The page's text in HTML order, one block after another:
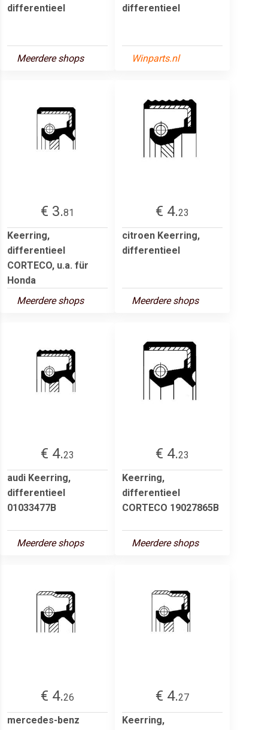
differentieel
Meerdere shops
differentieel
Winparts.nl
€ 3.81
Keerring,
differentieel
CORTECO, u.a. für
Honda
Meerdere shops
€ 4.23
citroen Keerring,
differentieel
Meerdere shops
€ 4.23
audi Keerring,
differentieel
01033477B
Meerdere shops
€ 4.23
Keerring,
differentieel
CORTECO 19027865B
Meerdere shops
€ 4.26
mercedes-benz
€ 4.27
Keerring,